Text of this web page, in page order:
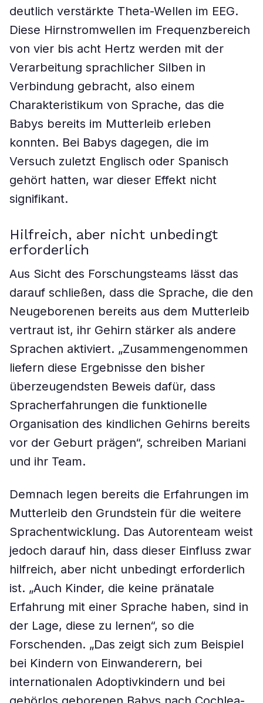
deutlich verstärkte Theta-Wellen im EEG.
Diese Hirnstromwellen im Frequenzbereich
von vier bis acht Hertz werden mit der
Verarbeitung sprachlicher Silben in
Verbindung gebracht, also einem
Charakteristikum von Sprache, das die
Babys bereits im Mutterleib erleben
konnten. Bei Babys dagegen, die im
Versuch zuletzt Englisch oder Spanisch
gehört hatten, war dieser Effekt nicht
signifikant.
Hilfreich, aber nicht unbedingt
erforderlich
Aus Sicht des Forschungsteams lässt das
darauf schließen, dass die Sprache, die den
Neugeborenen bereits aus dem Mutterleib
vertraut ist, ihr Gehirn stärker als andere
Sprachen aktiviert. „Zusammengenommen
liefern diese Ergebnisse den bisher
überzeugendsten Beweis dafür, dass
Spracherfahrungen die funktionelle
Organisation des kindlichen Gehirns bereits
vor der Geburt prägen“, schreiben Mariani
und ihr Team.
Demnach legen bereits die Erfahrungen im
Mutterleib den Grundstein für die weitere
Sprachentwicklung. Das Autorenteam weist
jedoch darauf hin, dass dieser Einfluss zwar
hilfreich, aber nicht unbedingt erforderlich
ist. „Auch Kinder, die keine pränatale
Erfahrung mit einer Sprache haben, sind in
der Lage, diese zu lernen“, so die
Forschenden. „Das zeigt sich zum Beispiel
bei Kindern von Einwanderern, bei
internationalen Adoptivkindern und bei